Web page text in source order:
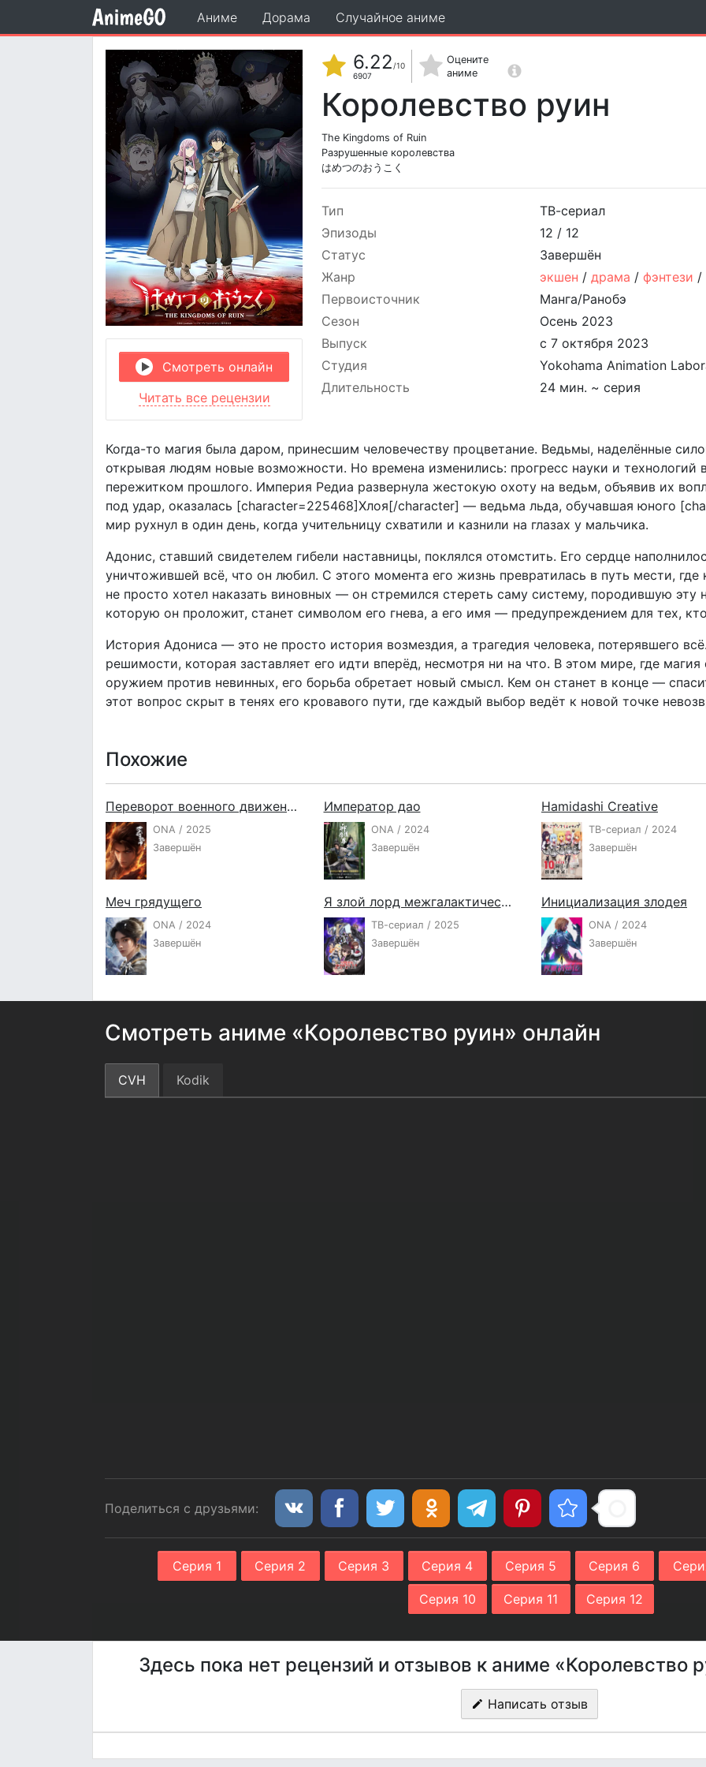
Аниме Дорама Случайное аниме
Смотреть онлайн
Читать все рецензии
6.22 /10
6907
Оцените
аниме
Королевство руин
The Kingdoms of Ruin
Разрушенные королевства
はめつのおうこく
Тип
ТВ-сериал
Эпизоды
12 / 12
Статус
Завершён
Жанр
экшен /драма /фэнтези /
Первоисточник
Манга/Ранобэ
Сезон
Осень 2023
Выпуск
с 7 октября 2023
Студия
Yokohama Animation
Длительность
24 мин. ~ серия
Когда-то магия была даром, принесшим человечеству процветание. Ведьмы, наделённые
открывая людям новые возможности. Но времена изменились: прогресс науки и технологий
пережитком прошлого. Империя Редиа развернула жестокую охоту на ведьм, объявив их
под удар, оказалась [character=225468]Хлоя[/character] — ведьма льда, обучавшая юного
мир рухнул в один день, когда учительницу схватили и казнили на глазах у мальчика.
Адонис, ставший свидетелем гибели наставницы, поклялся отомстить. Его сердце
уничтожившей всё, что он любил. С этого момента его жизнь превратилась в путь мести,
не просто хотел наказать виновных — он стремился стереть саму систему, породившую эту
которую он проложит, станет символом его гнева, а его имя — предупреждением для тех,
История Адониса — это не просто история возмездия, а трагедия человека, потерявшего
решимости, которая заставляет его идти вперёд, несмотря ни на что. В этом мире, где
оружием против невинных, его борьба обретает новый смысл. Кем он станет в конце —
этот вопрос скрыт в тенях его кровавого пути, где каждый выбор ведёт к новой точке
Похожие
Переворот военного движения 5
ONA / 2025
Завершён
Император дао
ONA / 2024
Завершён
Hamidashi Creative
ТВ-сериал / 2024
Завершён
Меч грядущего
ONA / 2024
Завершён
Я злой лорд межгалактической империи!
ТВ-сериал / 2025
Завершён
Инициализация злодея
ONA / 2024
Завершён
Смотреть аниме «Королевство руин» онлайн
CVH Kodik
Поделиться с друзьями:
Серия 1 Серия 2 Серия 3 Серия 4 Серия 5 Серия 6
Серия 10 Серия 11 Серия 12
Здесь пока нет рецензий и отзывов к аниме «Королевство
Написать отзыв